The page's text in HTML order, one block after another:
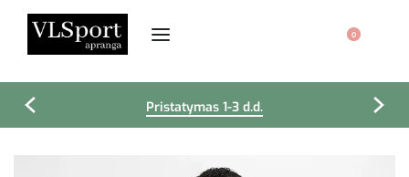
0
Pristatymas 1-3 d.d.